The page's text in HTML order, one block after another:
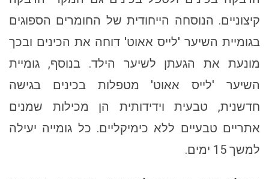
קיצוניים. הנוסחה הייחודית של החומרים הספוגים
בגומיית השיער 'לייס אאוט' דוחה את הכינים ובכך
מונעת את הגעתן לשיער הילד. בנוסף, גומיית
השיער 'לייס אאוט' מטפלות בכינים בגישה
חדשנית, טבעית וידידותית הן מכילות שמנים
אתריים טבעיים ללא כימיקליים. כל גומייה יעילה
למשך 15 ימים.